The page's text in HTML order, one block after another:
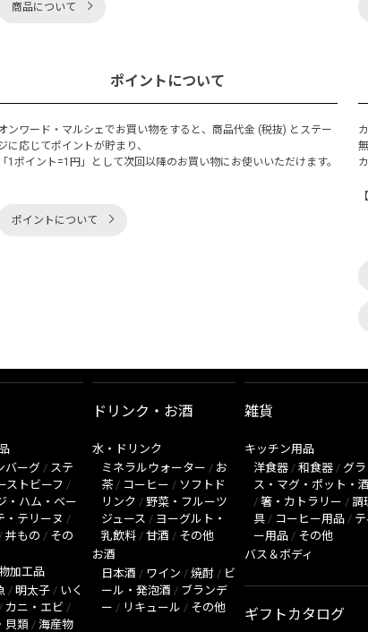
商品について
ポイントについて
ンワード・マルシェでお買い物をすると、商品代金 (税抜) とステー
に応じてポイントが貯まり、
「1ポイント=1円」として次回以降のお買い物にお使いいただけます。
ポイントについて
バーグ / ステ
ストビーフ /
・ハム・ベー
・テリーヌ /
/ 丼もの / その
加工品
/ 明太子 / いく
/ カニ・エビ /
貝類 / 海産物
ドリンク・お酒
水・ドリンク
ミネラルウォーター / お
茶 / コーヒー / ソフトド
リンク / 野菜・フルーツ
ジュース / ヨーグルト・
乳飲料 / 甘酒 / その他
お酒
日本酒 / ワイン / 焼酎 / ビ
ール・発泡酒 / ブランデ
ー / リキュール / その他
雑貨
キッチン用品
洋食器 / 和食器 / グラ
ス・マグ・ポット・
/ 箸・カトラリー / 調
具 / コーヒー用品 /
ー用品 / その他
バス＆ボディ
ギフトカタログ